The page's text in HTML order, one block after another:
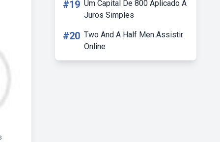
#19 Um Capital De 800 Aplicado A
Juros Simples
#20 Two And A Half Men Assistir
Online